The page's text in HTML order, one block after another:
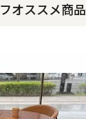
オススメ商品